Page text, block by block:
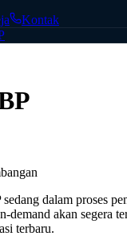
Kontak
dalam proses
demand akan segera
terbaru.